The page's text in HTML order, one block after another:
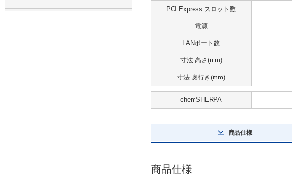
PCI Express スロット数
電源
LANポート数
寸法 高さ(mm)
寸法 奥行き(mm)
chemSHERPA
商品仕様
商品仕様